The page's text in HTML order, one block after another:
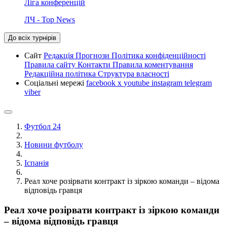
Ліга конференцій
ЛЧ - Top News
До всіх турнірів
Сайт Редакція Прогнози Політика конфіденційності
Правила сайту Контакти Правила коментування
Редакційна політика Структура власності
Соціальні мережі facebook x youtube instagram telegram
viber
Футбол 24
Новини футболу
Іспанія
Реал хоче розірвати контракт із зіркою команди – відома
відповідь гравця
Реал хоче розірвати контракт із зіркою команди
– відома відповідь гравця